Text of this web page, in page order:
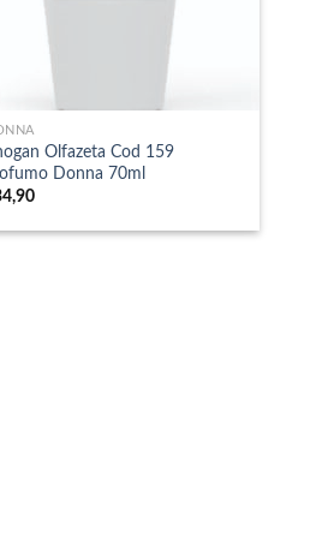
Olfazeta Cod 159
Donna 70ml